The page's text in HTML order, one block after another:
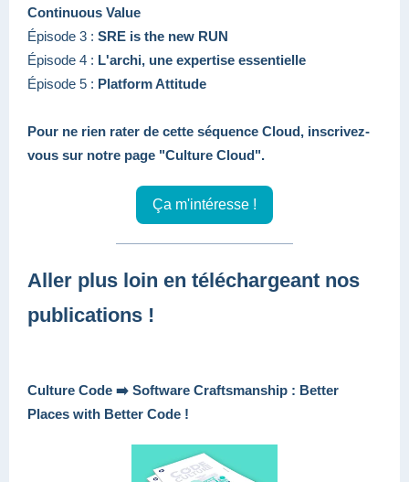
Continuous Value
Épisode 3 : SRE is the new RUN
Épisode 4 : L'archi, une expertise essentielle
Épisode 5 : Platform Attitude
Pour ne rien rater de cette séquence Cloud, inscrivez-
vous sur notre page "Culture Cloud".
Ça m'intéresse !
Aller plus loin en téléchargeant nos
publications !
Culture Code ➡️ Software Craftsmanship : Better
Places with Better Code !